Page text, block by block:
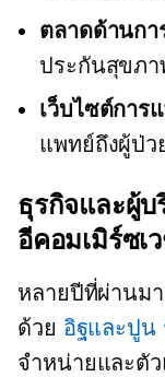
ตลาดด้านก
ประกันสุขภา
เว็บไซต์การ
แพทย์ถึงผู้ป่ว
ธุรกิจและผู้บ
อีคอมเมิร์ซ
หลายปีที่ผ่านม
ด้วย อิฐและปูน
จำหน่ายและตั